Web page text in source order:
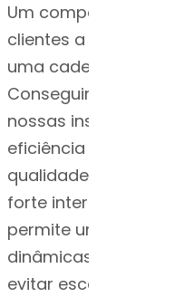
Um componente
clientes a serem os
uma cadeia de
Conseguimos isso
nossas instalações
eficiência e com os
qualidade,
forte interconexão
permite uma reação
dinâmicas do
evitar escassez e